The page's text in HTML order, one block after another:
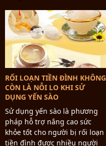
RỐI LOẠN TIỀN ĐÌNH KHÔNG
CÒN LÀ NỖI LO KHI SỬ
DỤNG YẾN SÀO
Sử dụng yến sào là phương
pháp hỗ trợ nâng cao sức
khỏe tốt cho người bị rối loạn
tiền đình được nhiều người